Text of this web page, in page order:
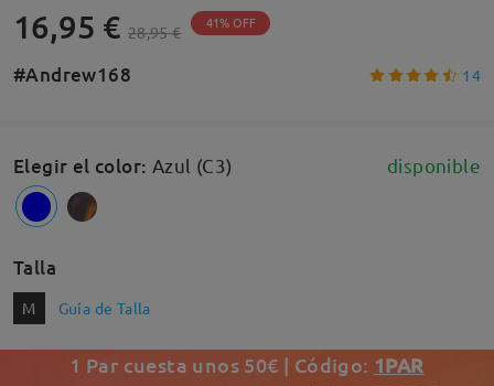
16,95 € 28,95 € 41% OFF
#Andrew168 14
Elegir el color: Azul (C3) disponible
Talla
M Guía de Talla
1 Par cuesta unos 50€ | Código: 1PAR